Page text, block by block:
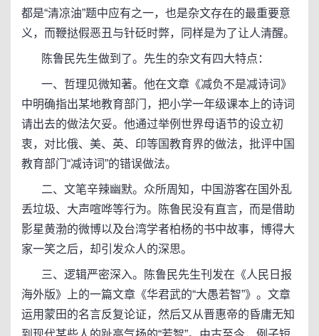
都是“清凉油”题中应有之一，也是杂文存在的最重要意
义，而鞭挞假恶丑与针砭时弊，同样是为了让人清醒。
陈鲁民先生做到了。先生的杂文有四大特点：
一、哲理见微知著。他在文章《减负不是减诗词》
中明确指出某地教育部门，把小学一年级课本上的诗词
请出去的做法欠妥。他通过举例世界母语节的设立初
衷，对比俄、美、英、印等国教育界的做法，批评中国
教育部门“减诗词”的错误做法。
二、文笔辛辣幽默。众所周知，中国游客在国外乱
丢垃圾、大声喧哗等行为。陈鲁民没有直言，而是借助
影星黄渤的微博以及台湾学者柏杨的书中故事，博得大
家一笑之后，却引发众人的深思。
三、逻辑严密深入。陈鲁民先生刊发在《人民日报
海外版》上的一篇文章《华君武的“大愚若智”》。文章
运用蒙田的名言反复论证，然后又从晋惠帝的昏庸无知